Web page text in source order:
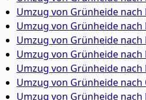
Umzug von Grünheide
Umzug von Grünheide nach
Umzug von Grünheide nach
Umzug von Grünheide nach
Umzug von Grünheide
Umzug von Grünheide nach
Umzug von Grünheide nach